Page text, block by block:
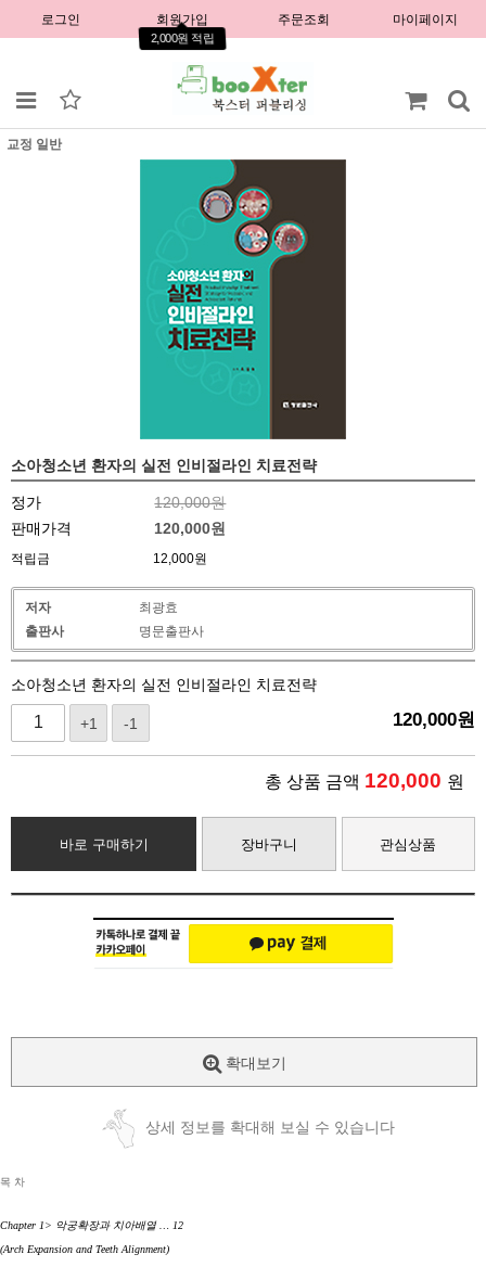
로그인 회원가입
2,000원 적립
주문조회 마이페이지
교정 일반
소아청소년 환자의 실전 인비절라인 치료전략
정가
120,000원
판매가격
120,000원
적립금 12,000원
저자
최광효
출판사
명문출판사
소아청소년 환자의 실전 인비절라인 치료전략
+1 -1 120,000원
총 상품 금액 120,000 원
바로 구매하기 장바구니 관심상품
확대보기
상세 정보를 확대해 보실 수 있습니다
목 차
Chapter 1> 악궁확장과 치아배열 … 12
(Arch Expansion and Teeth Alignment)